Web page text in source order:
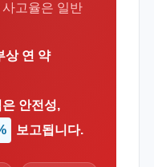
고율은 일반
상 연 약
안전성,
보고됩니다.